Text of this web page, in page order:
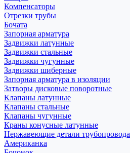
Компенсаторы
Отрезки трубы
Бочата
Запорная арматура
Задвижки латунные
Задвижки стальные
Задвижки чугунные
Задвижки шиберные
Запорная арматура в изоляции
Затворы дисковые поворотные
Клапаны латунные
Клапаны стальные
Клапаны чугунные
Краны конусные латунные
Нержавеющие детали трубопровода
Американка